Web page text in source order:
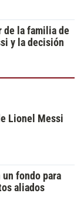
de la familia de
y la decisión
Lionel Messi
fondo para
aliados